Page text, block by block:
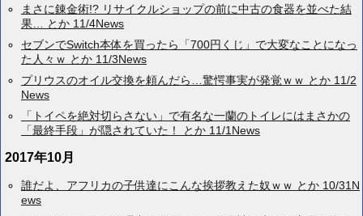
まさに錬金術!? リサイクルショップの前に中古の食器を並べた結
果… とか 11/4News
セブンでSwitch本体を買ったら「700円くじ」で大変なことになっ
た人々ｗ とか 11/3News
プリウスのオイル交換を頼んだら…驚愕事実が発覚ｗｗ とか 11/2
News
「トイペを絶対切らさない」で有名な一蘭のトイレにはまさかの
「最終手段」が隠されていた！ とか 11/1News
2017年10月
誰だよ、アフリカの子供達にこんな挨拶教えた奴ｗｗ とか 10/31N
ews